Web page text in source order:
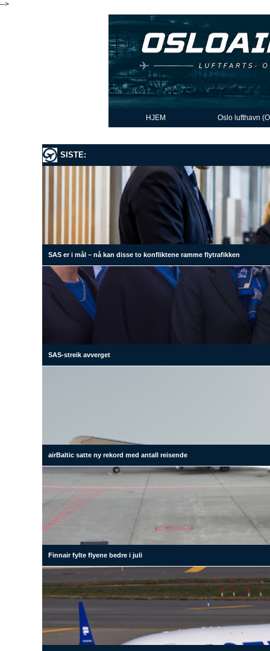
-->
HJEM Oslo lufthavn
SISTE:
SAS er i mål – nå kan disse to konfliktene ramme flytrafikken
SAS-streik avverget
airBaltic satte ny rekord med antall reisende
Finnair fylte flyene bedre i juli